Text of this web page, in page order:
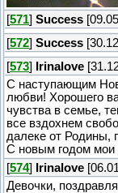
[571] Success
[572] Success
[573] Irinalove
С наступающим
любви! Хорошего
чувства в семье,
все вздохнем
далеке от Родины,
С новым годом мои
[574] Irinalove
Девочки,